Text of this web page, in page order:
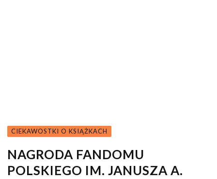
CIEKAWOSTKI O KSIĄŻKACH
NAGRODA FANDOMU
POLSKIEGO IM. JANUSZA A.